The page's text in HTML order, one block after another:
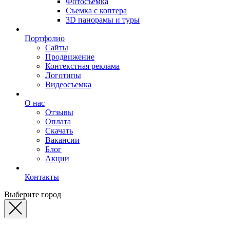
Съемка с коптера
3D панорамы и туры
Портфолио
Сайты
Продвижение
Контекстная реклама
Логотипы
Видеосъемка
О нас
Отзывы
Оплата
Скачать
Вакансии
Блог
Акции
Контакты
Выберите город